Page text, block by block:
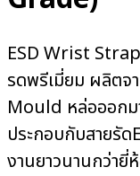
ESD Wrist
รดพรีเมี่ยม ผลิต
Mould หล่อออกม
ประกอบกับสายรั
งานยาวนานกว่ายี่